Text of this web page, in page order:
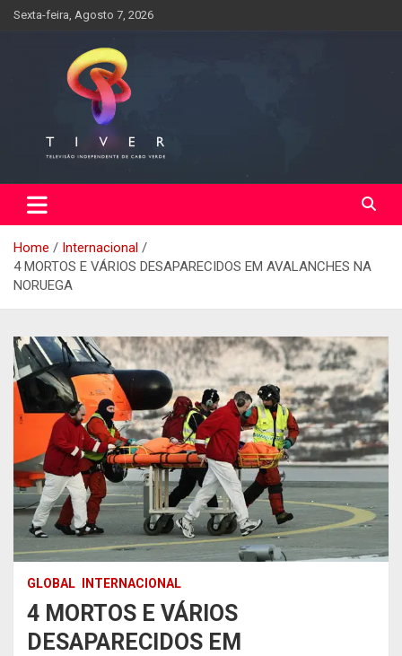
SkipSexta-feira, Agosto 7, 2026
Home
Internacional
4 MORTOS E VÁRIOS DESAPARECIDOS EM AVALANCHES NA
NORUEGA
GLOBAL INTERNACIONAL
4 MORTOS E VÁRIOS
DESAPARECIDOS EM